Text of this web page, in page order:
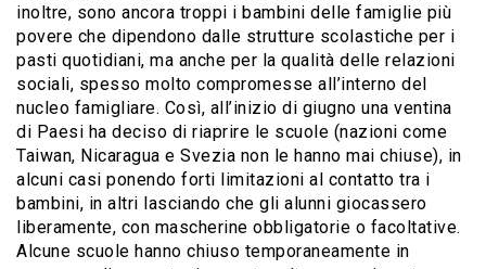
inoltre, sono ancora troppi i bambini delle famiglie più
povere che dipendono dalle strutture scolastiche per i
pasti quotidiani, ma anche per la qualità delle relazioni
sociali, spesso molto compromesse all’interno del
nucleo famigliare. Così, all’inizio di giugno una ventina
di Paesi ha deciso di riaprire le scuole (nazioni come
Taiwan, Nicaragua e Svezia non le hanno mai chiuse), in
alcuni casi ponendo forti limitazioni al contatto tra i
bambini, in altri lasciando che gli alunni giocassero
liberamente, con mascherine obbligatorie o facoltative.
Alcune scuole hanno chiuso temporaneamente in